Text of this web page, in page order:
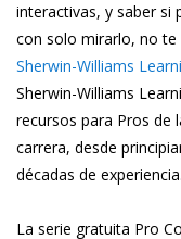
interactivas, y saber si
con solo mirarlo, no te
Sherwin-Williams
Sherwin-Williams
recursos para Pros de
carrera, desde
décadas de experiencia.
La serie gratuita Pro